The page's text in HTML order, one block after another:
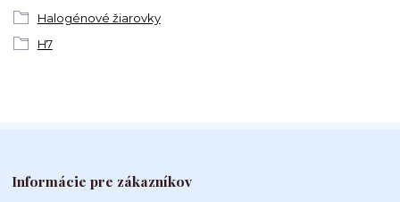
Halogénové žiarovky
H7
Informácie pre zákazníkov